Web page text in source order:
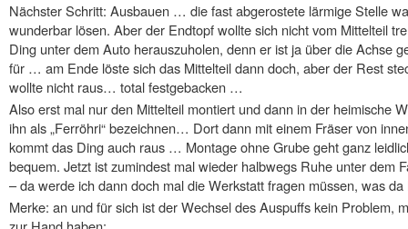
Nächster Schritt: Ausbauen … die fast abgerostete lärmige Stelle
wunderbar lösen. Aber der Endtopf wollte sich nicht vom Mittelteil
Ding unter dem Auto herauszuholen, denn er ist ja über die Achse
für … am Ende löste sich das Mittelteil dann doch, aber der Rest
wollte nicht raus… total festgebacken …
Also erst mal nur den Mittelteil montiert und dann in der heimische
ihn als „Ferröhri“ bezeichnen… Dort dann mit einem Fräser von
kommt das Ding auch raus … Montage ohne Grube geht ganz
bequem. Jetzt ist zumindest mal wieder halbwegs Ruhe unter dem
– da werde ich dann doch mal die Werkstatt fragen müssen, was da
Merke: an und für sich ist der Wechsel des Auspuffs kein Problem,